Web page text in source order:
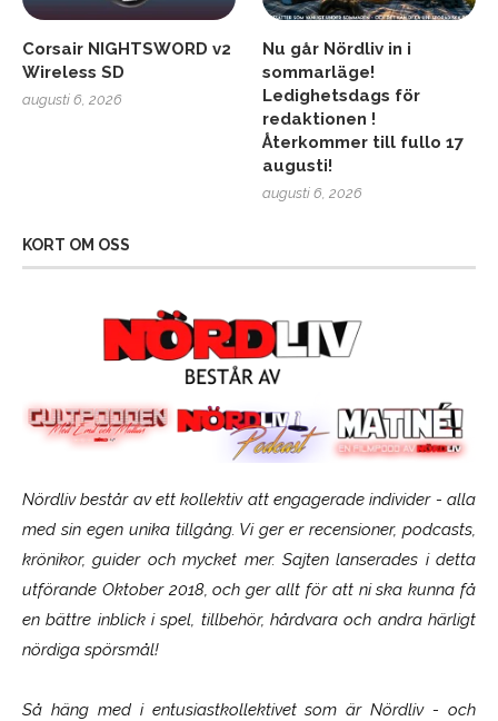
Corsair NIGHTSWORD v2
Wireless SD
augusti 6, 2026
Nu går Nördliv in i
sommarläge!
Ledighetsdags för
redaktionen !
Återkommer till fullo 17
augusti!
augusti 6, 2026
KORT OM OSS
Nördliv består av ett kollektiv att engagerade individer - alla
med sin egen unika tillgång. Vi ger er recensioner, podcasts,
krönikor, guider och mycket mer. Sajten lanserades i detta
utförande Oktober 2018, och ger allt för att ni ska kunna få
en bättre inblick i spel, tillbehör, hårdvara och andra härligt
nördiga spörsmål!
Så häng med i entusiastkollektivet som ärNördliv- och